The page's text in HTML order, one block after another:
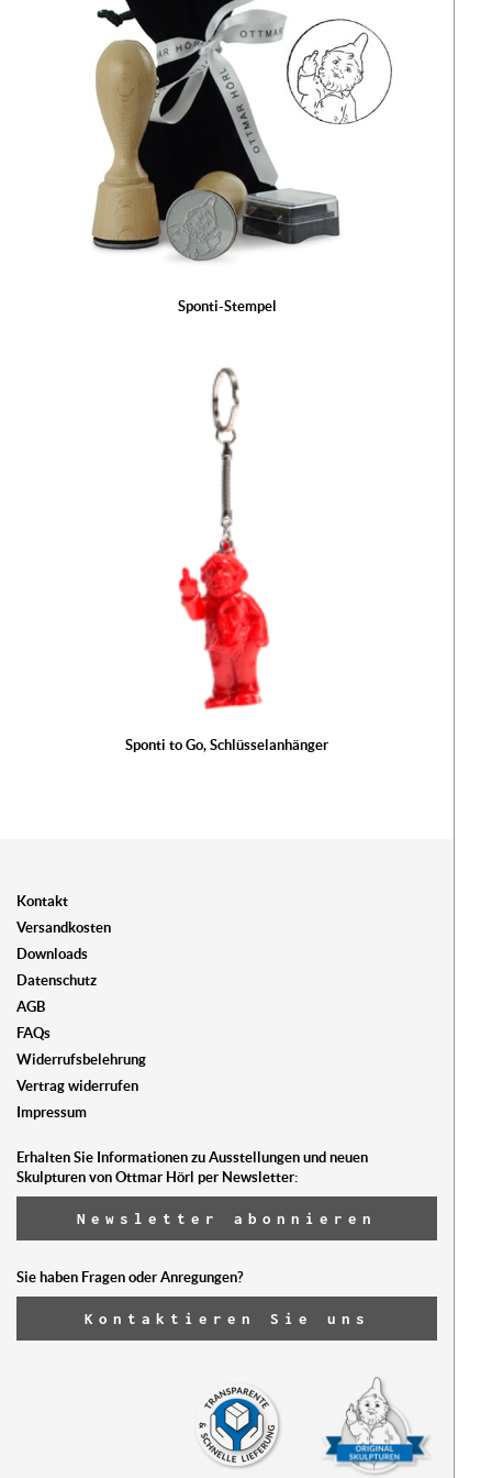
Sponti-Stempel
Sponti to Go, Schlüsselanhänger
Kontakt
Versandkosten
Downloads
Datenschutz
AGB
FAQs
Widerrufsbelehrung
Vertrag widerrufen
Impressum
Erhalten Sie Informationen zu Ausstellungen und neuen
Skulpturen von Ottmar Hörl per Newsletter:
Newsletter abonnieren
Sie haben Fragen oder Anregungen?
Kontaktieren Sie uns